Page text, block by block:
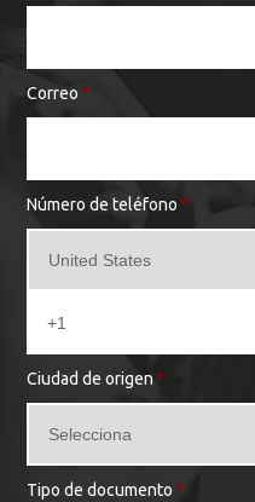
Correo *
Número de teléfono *
Ciudad de origen*
Tipo de documento *